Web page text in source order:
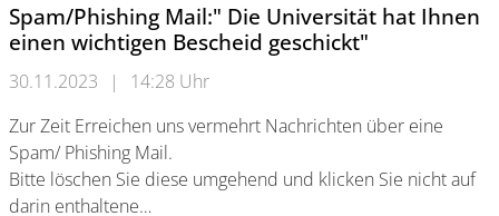
Spam/Phishing Mail:" Die Universität hat Ihnen
einen wichtigen Bescheid geschickt"
30.11.2023 |
14:28 Uhr
Zur Zeit Erreichen uns vermehrt Nachrichten über eine
Spam/ Phishing Mail.
Bitte löschen Sie diese umgehend und klicken Sie nicht auf
darin enthaltene…